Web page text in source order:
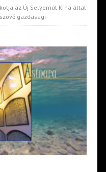
az Új Selyemút Kína által
gazdasági-